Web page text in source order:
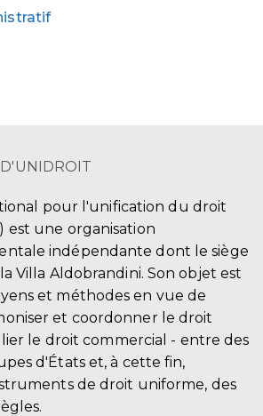
pour l'unification du droit
est une organisation
indépendante dont le siège
Villa Aldobrandini. Son objet est
et méthodes en vue de
et coordonner le droit
le droit commercial - entre des
d'États et, à cette fin,
de droit uniforme, des